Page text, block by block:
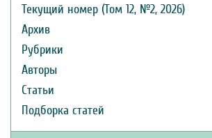
Текущий номер (Том 12, №2, 2026)
Архив
Рубрики
Авторы
Статьи
Подборка статей